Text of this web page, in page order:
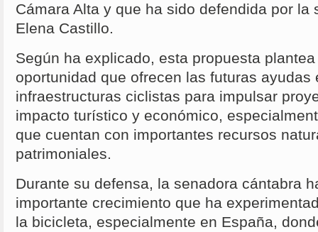
Cámara Alta y que ha sido defendida por la
Elena Castillo.
Según ha explicado, esta propuesta
oportunidad que ofrecen las futuras
infraestructuras ciclistas para impulsar
impacto turístico y económico,
que cuentan con importantes recursos
patrimoniales.
Durante su defensa, la senadora cántabra
importante crecimiento que ha
la bicicleta, especialmente en España,